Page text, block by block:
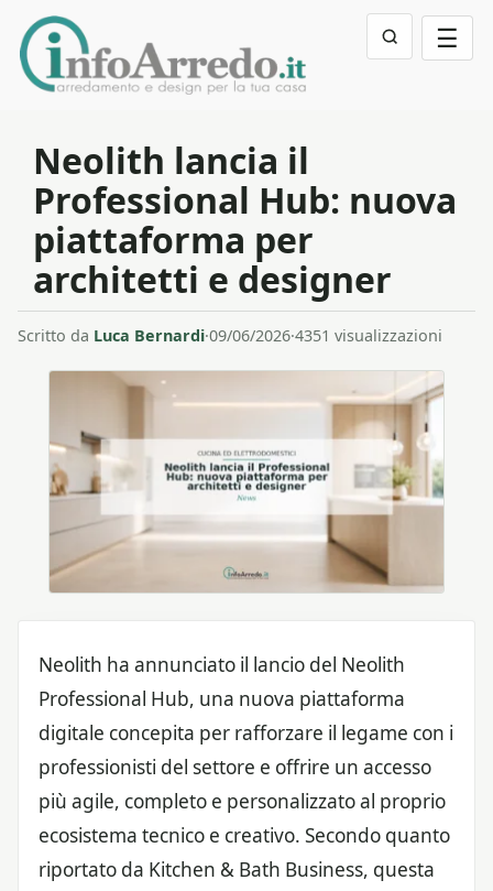
☰
Neolith lancia il
Professional Hub: nuova
piattaforma per
architetti e designer
Scritto da Luca Bernardi·09/06/2026·4351 visualizzazioni
Neolith ha annunciato il lancio del Neolith
Professional Hub, una nuova piattaforma
digitale concepita per rafforzare il legame con i
professionisti del settore e offrire un accesso
più agile, completo e personalizzato al proprio
ecosistema tecnico e creativo. Secondo quanto
riportato da Kitchen & Bath Business, questa